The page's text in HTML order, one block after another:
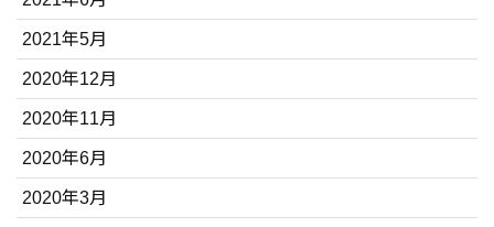
2021年5月
2020年12月
2020年11月
2020年6月
2020年3月